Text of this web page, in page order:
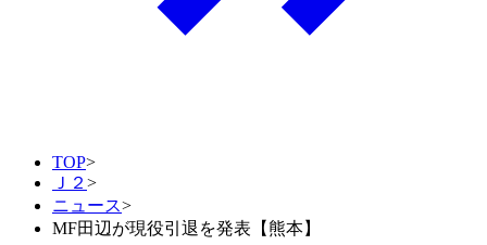
TOP>
Ｊ２ >
ニュース>
MF田辺が現役引退を発表【熊本】